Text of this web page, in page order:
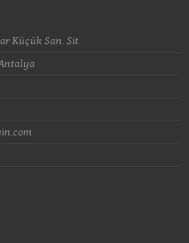
Küçük San. Sit.